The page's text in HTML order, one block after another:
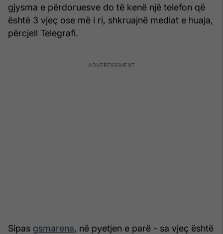
gjysma e përdoruesve do të kenë një telefon që
është 3 vjeç ose më i ri, shkruajnë mediat e huaja,
përcjell Telegrafi.
Sipas gsmarena, në pyetjen e parë - sa vjeç është